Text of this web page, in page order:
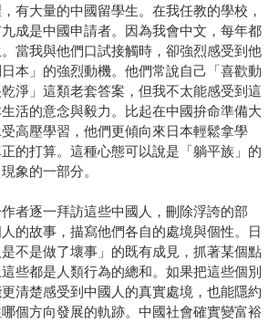
有大量的中國留學生。在我任教的學校，
成是中國申請者。因為我會中文，每年都
當我與他們口試接觸時，卻強烈感受到他
本」的強烈動機。他們常說自己「喜歡動
淨」這類老套答案，但我不太能感受到這
活的意念與毅力。比起在中國拚命準備大
高壓學習，他們更傾向來日本輕鬆拿學
的打算。這種心態可以說是「躺平族」的
象的一部分。
者逐一拜訪這些中國人，刪除浮誇的部
的故事，描寫他們各自的處境與個性。日
不是做了壞事」的既有成見，抓著某個點
些都是人類行為的總和。如果把這些個別
清楚感受到中國人的真實處境，也能隱約
個方向發展的軌跡。中國社會確實變富裕